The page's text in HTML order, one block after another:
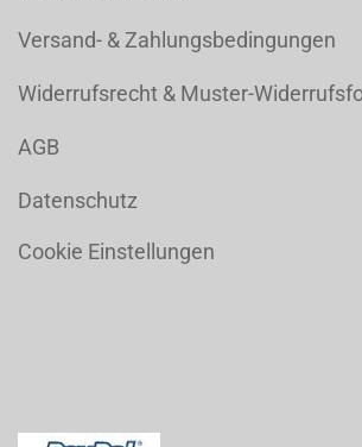
Versand- & Zahlungsbedingungen
Widerrufsrecht & Muster-
AGB
Datenschutz
Cookie Einstellungen